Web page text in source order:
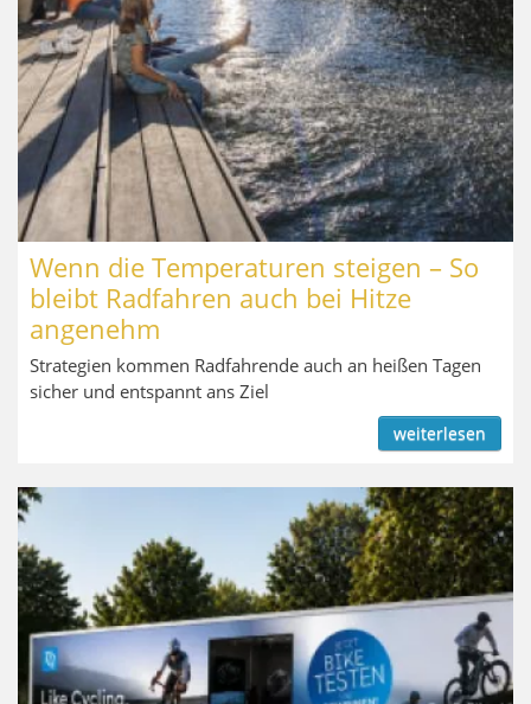
Wenn die Temperaturen steigen – So
bleibt Radfahren auch bei Hitze
angenehm
Strategien kommen Radfahrende auch an heißen Tagen
sicher und entspannt ans Ziel
weiterlesen